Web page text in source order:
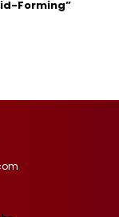
Forming”